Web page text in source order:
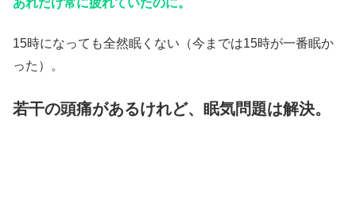
あれだけ常に疲れていたのに。
15時になっても全然眠くない（今までは15時が一番眠か
った）。
若干の頭痛があるけれど、眠気問題は解決。